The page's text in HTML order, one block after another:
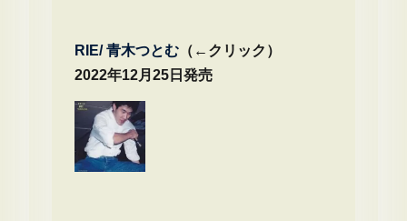
RIE/ 青木つとむ（←クリック）
2022年12月25日発売